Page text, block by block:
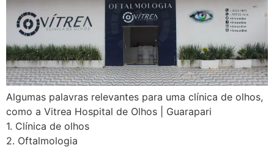
Algumas palavras relevantes para uma clínica de olhos,
como a Vitrea Hospital de Olhos | Guarapari
1. Clínica de olhos
2. Oftalmologia